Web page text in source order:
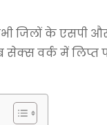
जिलों के एसपी और
वर्क में लिप्त